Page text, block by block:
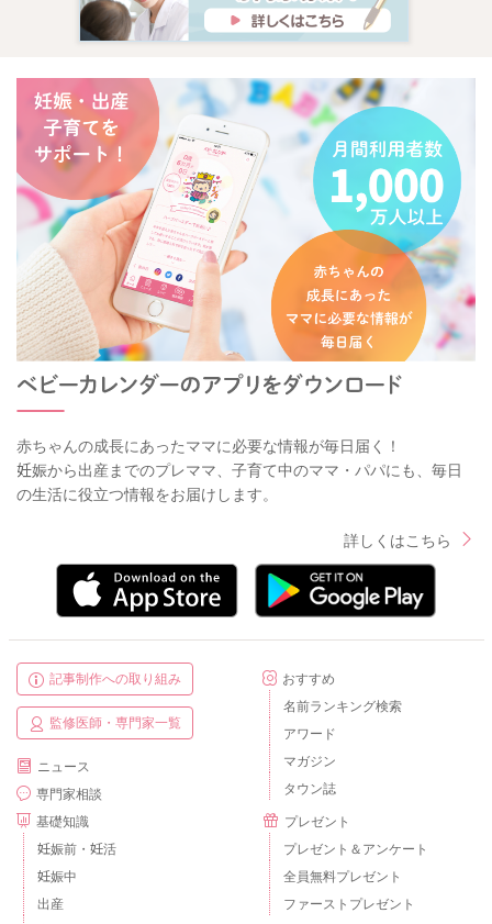
赤ちゃんの成長にあったママに必要な情報が毎日届く！
妊娠から出産までのプレママ、子育て中のママ・パパにも、毎日
の生活に役立つ情報をお届けします。
詳しくはこちら
記事制作への取り組み
監修医師・専門家一覧
ニュース
専門家相談
基礎知識
妊娠前・妊活
妊娠中
出産
おすすめ
名前ランキング検索
アワード
マガジン
タウン誌
プレゼント
プレゼント＆アンケート
全員無料プレゼント
ファーストプレゼント